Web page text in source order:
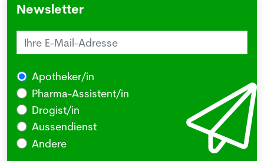
Newsletter
Apotheker/in
Pharma-Assistent/in
Drogist/in
Aussendienst
Andere